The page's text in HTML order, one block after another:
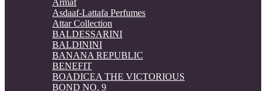
Armaf
Asdaaf-Lattafa Perfumes
Attar Collection
BALDESSARINI
BALDININI
BANANA REPUBLIC
BENEFIT
BOADICEA THE VICTORIOUS
BOND NO. 9